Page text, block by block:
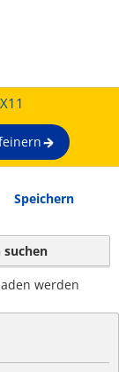
Speichern
werden